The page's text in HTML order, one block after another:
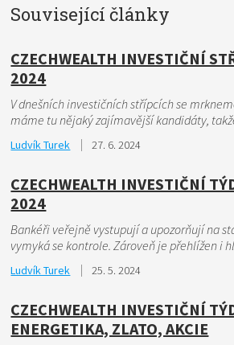
Související články
CZECHWEALTH INVESTIČNÍ
2024
V dnešních investičních střípcích se
máme tu nějaký zajímavější kandidáty,
Ludvík Turek 27. 6. 2024
CZECHWEALTH INVESTIČNÍ
2024
Bankéři veřejně vystupují a upozorňují na
vymyká se kontrole. Zároveň je přehlížen i
Ludvík Turek 25. 5. 2024
CZECHWEALTH INVESTIČNÍ
ENERGETIKA, ZLATO, AKCIE